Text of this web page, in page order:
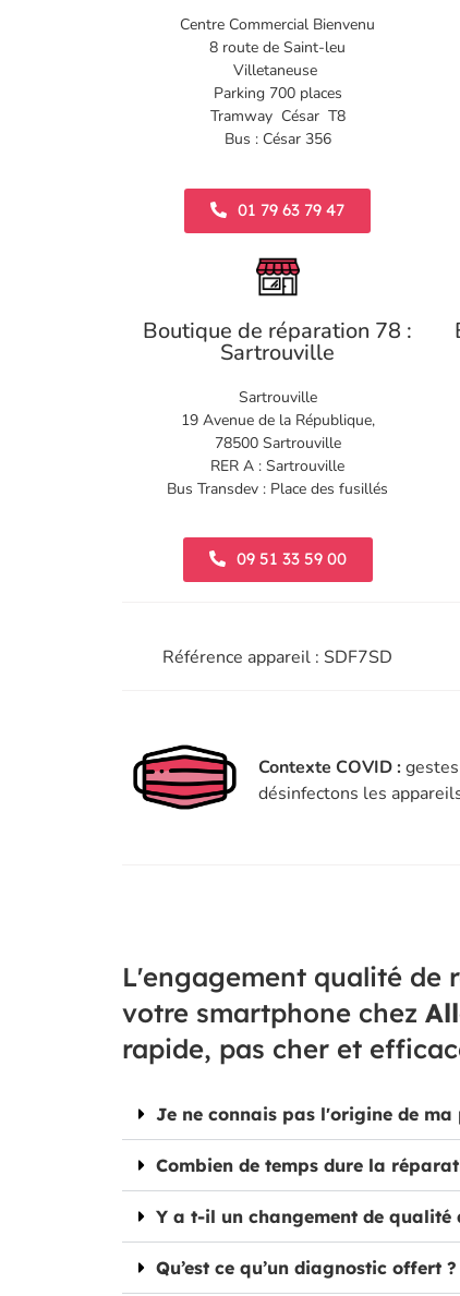
Centre Commercial Bienvenu
8 route de Saint-leu
Villetaneuse
Parking 700 places
Tramway César T8
Bus : César 356
01 79 63 79 47
Boutique de réparation 78 :
Sartrouville
Sartrouville
19 Avenue de la République,
78500 Sartrouville
RER A : Sartrouville
Bus Transdev : Place des fusillés
09 51 33 59 00
Référence appareil : SDF7SD
Contexte COVID :gestes
désinfectons les
L'engagement qualité de
votre smartphone chez
rapide, pas cher et
Je ne connais pas l'origine de ma
Combien de temps dure la
Y a t-il un changement de
Qu’est ce qu’un diagnostic offert ?